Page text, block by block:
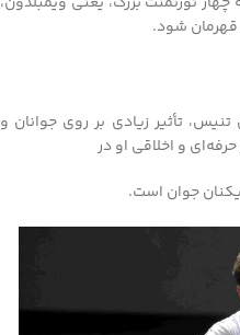
تأثیر زیادی بر روی جوانان و
و اخلاقی او در
جوان است.